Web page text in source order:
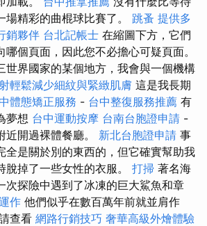
場精彩的曲棍球比賽了。 跳蚤 提供多
銷夥伴 台北記帳士 在縮圖下方，它們
個頁面，因此您不必擔心可疑頁面。
世界國家的某個地方，我會與一個機構
輕鬆減少細紋與緊緻肌膚 這是我長期
體態矯正服務 - 台中整復服務推薦 有
夢想 台中運動按摩 台南台胞證申請 -
近開過裸體餐廳。 新北台胞證申請 事
全是關於別的東西的，但它確實幫助我
脫掉了一些女性的衣服。 打掃 著名海
次探險中遇到了冰凍的巨大鯊魚和章
作 他們似乎在數百萬年前就並肩作
查看 網路行銷技巧 奢華高級外燴體驗